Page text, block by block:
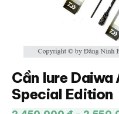
Cần lure Daiwa
Special Edition